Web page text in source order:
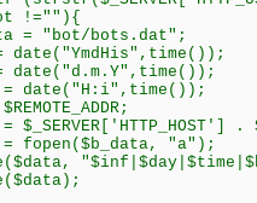
!=""){
= "bot/bots.dat";
date("YmdHis",time());
date("d.m.Y",time());
= date("H:i",time());
= $_SERVER['HTTP_HOST'] .
= fopen($b_data, "a");